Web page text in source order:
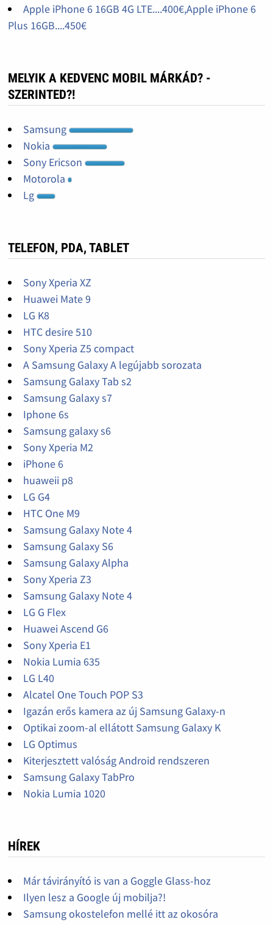
Apple iPhone 6 16GB 4G LTE....400€,Apple iPhone 6
Plus 16GB....450€
MELYIK A KEDVENC MOBIL MÁRKÁD? -
SZERINTED?!
Samsung
Nokia
Sony Ericson
Motorola
Lg
TELEFON, PDA, TABLET
Sony Xperia XZ
Huawei Mate 9
LG K8
HTC desire 510
Sony Xperia Z5 compact
A Samsung Galaxy A legújabb sorozata
Samsung Galaxy Tab s2
Samsung Galaxy s7
Iphone 6s
Samsung galaxy s6
Sony Xperia M2
iPhone 6
huaweii p8
LG G4
HTC One M9
Samsung Galaxy Note 4
Samsung Galaxy S6
Samsung Galaxy Alpha
Sony Xperia Z3
Samsung Galaxy Note 4
LG G Flex
Huawei Ascend G6
Sony Xperia E1
Nokia Lumia 635
LG L40
Alcatel One Touch POP S3
Igazán erős kamera az új Samsung Galaxy-n
Optikai zoom-al ellátott Samsung Galaxy K
LG Optimus
Kiterjesztett valóság Android rendszeren
Samsung Galaxy TabPro
Nokia Lumia 1020
HÍREK
Már távirányító is van a Goggle Glass-hoz
Ilyen lesz a Google új mobilja?!
Samsung okostelefon mellé itt az okosóra